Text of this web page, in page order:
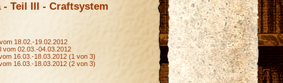
- Teil III - Craftsystem
18.02.-19.02.2012
vom 02.03.-04.03.2012
16.03.-18.03.2012 (1 von 3)
16.03.-18.03.2012 (2 von 3)